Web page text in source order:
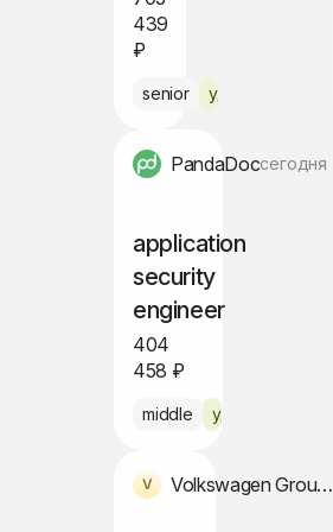
439
₽
senior удалённо
PandaDocсегодня
application
security
engineer
404
458 ₽
middle удалённо
Volkswagen Group Digital Solutions